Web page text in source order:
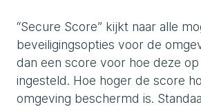
“Secure Score” kijkt naar alle
beveiligingsopties voor de
dan een score voor hoe deze
ingesteld. Hoe hoger de score
omgeving beschermd is.